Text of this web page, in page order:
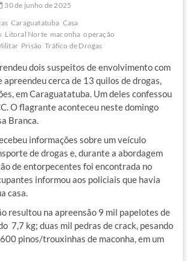
30 de junho de 2025
Caraguatatuba Casa
Litoral Norte maconha operação
Prisão Tráfico de Drogas
dois suspeitos de envolvimento com
cerca de 13 quilos de drogas,
em Caraguatatuba. Um deles confessou
O flagrante aconteceu neste domingo
Branca.
informações sobre um veículo
de drogas e, durante a abordagem
de entorpecentes foi encontrada no
informou aos policiais que havia
casa.
resultou na apreensão 9 mil papelotes de
7,7 kg; duas mil pedras de crack, pesando
pinos/trouxinhas de maconha, em um